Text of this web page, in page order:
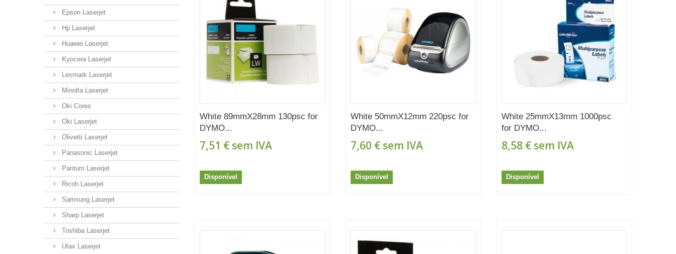
Epson Laserjet
Hp Laserjet
Huawei Laserjet
Kyocera Laserjet
Lexmark Laserjet
Minolta Laserjet
Oki Cores
Oki Laserjet
Olivetti Laserjet
Panasonic Laserjet
Pantum Laserjet
Ricoh Laserjet
Samsung Laserjet
Sharp Laserjet
Toshiba Laserjet
Utax Laserjet
White 89mmX28mm 130psc for
DYMO...
7,51 € sem IVA
Disponível
White 50mmX12mm 220psc for
DYMO...
7,60 €sem IVA
Disponível
White 25mmX13mm 1000psc
for DYMO...
8,58 €sem IVA
Disponível